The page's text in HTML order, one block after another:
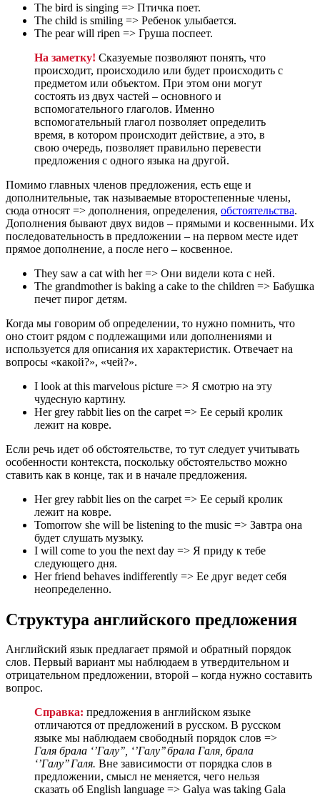
The bird is singing => Птичка поет.
The child is smiling => Ребенок улыбается.
The pear will ripen => Груша поспеет.
На заметку! Сказуемые позволяют понять, что
происходит, происходило или будет происходить с
предметом или объектом. При этом они могут
состоять из двух частей – основного и
вспомогательного глаголов. Именно
вспомогательный глагол позволяет определить
время, в котором происходит действие, а это, в
свою очередь, позволяет правильно перевести
предложения с одного языка на другой.
Помимо главных членов предложения, есть еще и
дополнительные, так называемые второстепенные члены,
сюда относят => дополнения, определения, обстоятельства.
Дополнения бывают двух видов – прямыми и косвенными. Их
последовательность в предложении – на первом месте идет
прямое дополнение, а после него – косвенное.
They saw a cat with her => Они видели кота с ней.
The grandmother is baking a cake to the children => Бабушка
печет пирог детям.
Когда мы говорим об определении, то нужно помнить, что
оно стоит рядом с подлежащими или дополнениями и
используется для описания их характеристик. Отвечает на
вопросы «какой?», «чей?».
I look at this marvelous picture => Я смотрю на эту
чудесную картину.
Her grey rabbit lies on the carpet => Ее серый кролик
лежит на ковре.
Если речь идет об обстоятельстве, то тут следует учитывать
особенности контекста, поскольку обстоятельство можно
ставить как в конце, так и в начале предложения.
Her grey rabbit lies on the carpet => Ее серый кролик
лежит на ковре.
Tomorrow she will be listening to the music => Завтра она
будет слушать музыку.
I will come to you the next day => Я приду к тебе
следующего дня.
Her friend behaves indifferently => Ее друг ведет себя
неопределенно.
Структура английского предложения
Английский язык предлагает прямой и обратный порядок
слов. Первый вариант мы наблюдаем в утвердительном и
отрицательном предложении, второй – когда нужно составить
вопрос.
Справка: предложения в английском языке
отличаются от предложений в русском. В русском
языке мы наблюдаем свободный порядок слов =>
Галя брала ‘’Галу’’, ‘’Галу’’ брала Галя, брала
‘’Галу’’ Галя. Вне зависимости от порядка слов в
предложении, смысл не меняется, чего нельзя
сказать об English language => Galya was taking Gala